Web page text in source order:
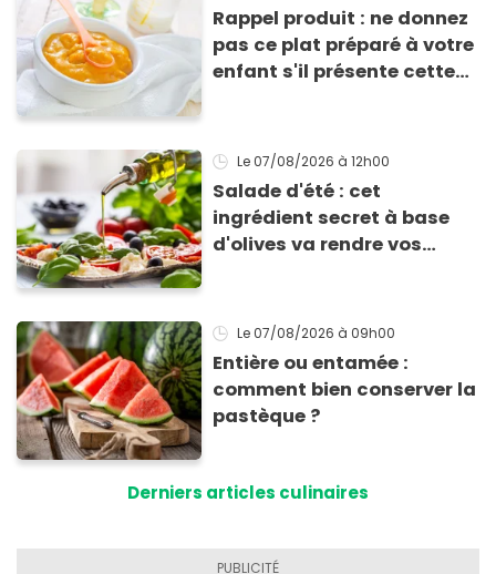
Rappel produit : ne donnez
pas ce plat préparé à votre
enfant s'il présente cette
Le 07/08/2026 à 12h00
Salade d'été : cet
ingrédient secret à base
d'olives va rendre vos
Le 07/08/2026 à 09h00
Entière ou entamée :
comment bien conserver la
pastèque ?
Derniers articles culinaires